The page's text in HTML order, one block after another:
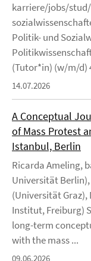
karriere/jobs/
Politik- und
(Tutor*in) (w/m/d)
14.07.2026
A Conceptual
of Mass Protest
Istanbul, Berlin
Ricarda Ameling,
Universität
(Universität Graz),
Institut, Freiburg)
long-term
with the mass ...
09.06.2026